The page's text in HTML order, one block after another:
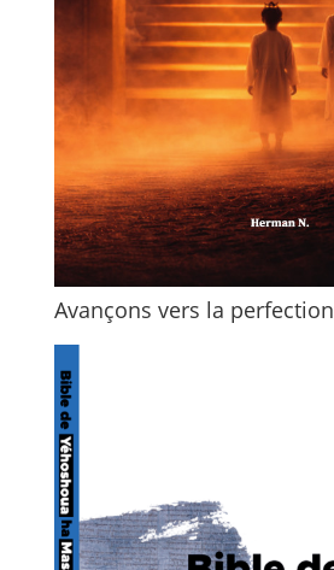
Avançons vers la perfection